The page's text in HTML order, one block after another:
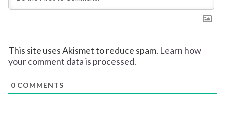
This site uses Akismet to reduce spam. Learn how
your comment data is processed.
0 COMMENTS